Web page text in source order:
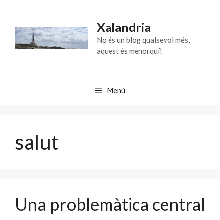
contingut
Xalandria
No és un blog qualsevol més,
aquest és menorquí!
Menú
salut
Una problemàtica central